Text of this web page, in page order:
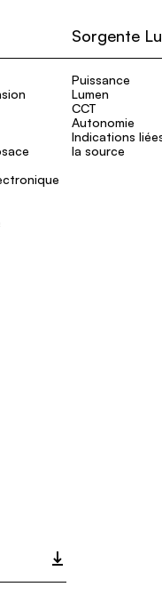
Sorgente
Puissance
Lumen
CCT
Autonomie
Indications
la source